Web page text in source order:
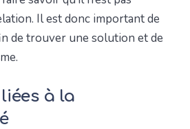
Il est donc important de
de trouver une solution et de
à la